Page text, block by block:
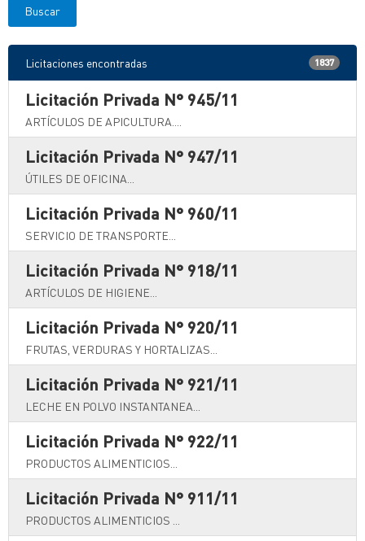
Licitaciones encontradas 1837
Licitación Privada N° 945/11
ARTÍCULOS DE APICULTURA....
Licitación Privada N° 947/11
ÚTILES DE OFICINA...
Licitación Privada N° 960/11
SERVICIO DE TRANSPORTE...
Licitación Privada N° 918/11
ARTÍCULOS DE HIGIENE...
Licitación Privada N° 920/11
FRUTAS, VERDURAS Y HORTALIZAS...
Licitación Privada N° 921/11
LECHE EN POLVO INSTANTANEA...
Licitación Privada N° 922/11
PRODUCTOS ALIMENTICIOS...
Licitación Privada N° 911/11
PRODUCTOS ALIMENTICIOS ...